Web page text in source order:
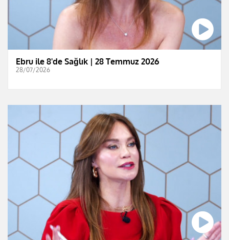
Ebru ile 8'de Sağlık | 28 Temmuz 2026
28/07/2026